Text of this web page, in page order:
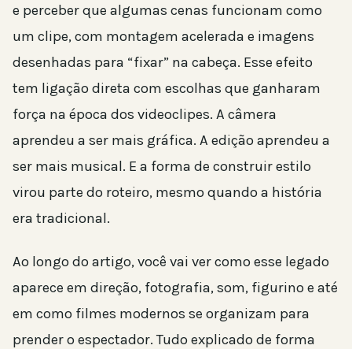
e perceber que algumas cenas funcionam como
um clipe, com montagem acelerada e imagens
desenhadas para “fixar” na cabeça. Esse efeito
tem ligação direta com escolhas que ganharam
força na época dos videoclipes. A câmera
aprendeu a ser mais gráfica. A edição aprendeu a
ser mais musical. E a forma de construir estilo
virou parte do roteiro, mesmo quando a história
era tradicional.
Ao longo do artigo, você vai ver como esse legado
aparece em direção, fotografia, som, figurino e até
em como filmes modernos se organizam para
prender o espectador. Tudo explicado de forma